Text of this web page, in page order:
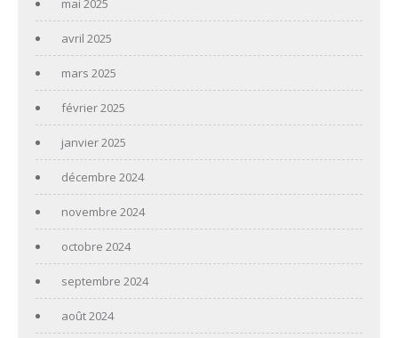
avril 2025
mars 2025
février 2025
janvier 2025
décembre 2024
novembre 2024
octobre 2024
septembre 2024
août 2024